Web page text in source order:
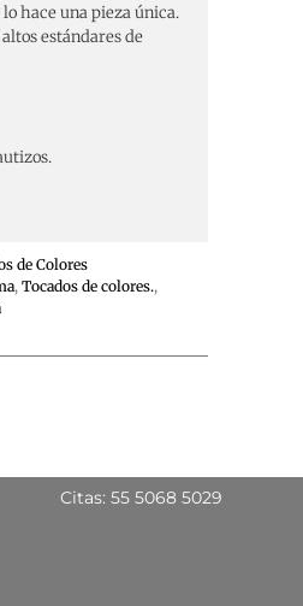
hace una pieza única.
estándares de
de Colores
,Tocados de colores.,
Citas: 55 5068 5029